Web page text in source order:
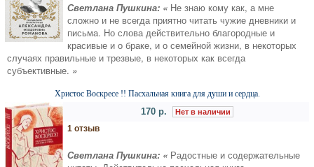
Светлана Пушкина: « Не знаю кому как, а мне
сложно и не всегда приятно читать чужие дневники и
письма. Но слова действительно благородные и
красивые и о браке, и о семейной жизни, в некоторых
случаях правильные и трезвые, в некоторых как всегда
субъективные. »
Христос Воскресе !! Пасхальная книга для души и сердца.
170 р. Нет в наличии
1 отзыв
Светлана Пушкина: « Радостные и содержательные